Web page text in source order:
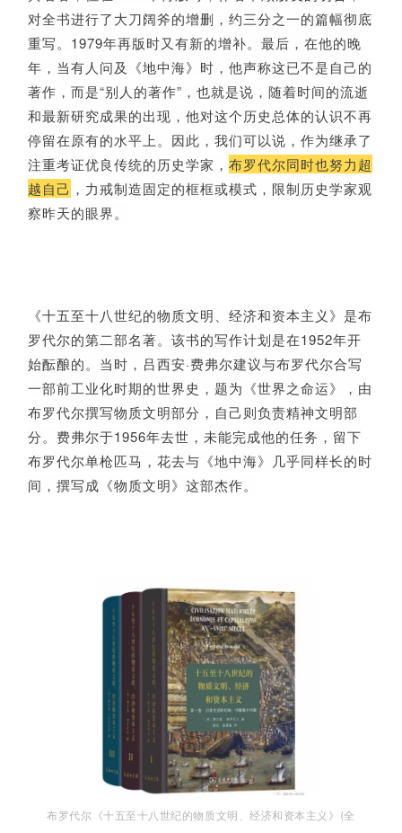
对全书进行了大刀阔斧的增删，约三分之一的篇幅彻底
重写。1979年再版时又有新的增补。最后，在他的晚
年，当有人问及《地中海》时，他声称这已不是自己的
著作，而是“别人的著作”，也就是说，随着时间的流逝
和最新研究成果的出现，他对这个历史总体的认识不再
停留在原有的水平上。因此，我们可以说，作为继承了
注重考证优良传统的历史学家， 布罗代尔同时也努力超
越自己 ，力戒制造固定的框框或模式，限制历史学家观
察昨天的眼界。
《十五至十八世纪的物质文明、经济和资本主义》是布
罗代尔的第二部名著。该书的写作计划是在1952年开
始酝酿的。当时，吕西安·费弗尔建议与布罗代尔合写
一部前工业化时期的世界史，题为《世界之命运》，由
布罗代尔撰写物质文明部分，自己则负责精神文明部
分。费弗尔于1956年去世，未能完成他的任务，留下
布罗代尔单枪匹马，花去与《地中海》几乎同样长的时
间，撰写成《物质文明》这部杰作。
布罗代尔《十五至十八世纪的物质文明、经济和资本主义》(全